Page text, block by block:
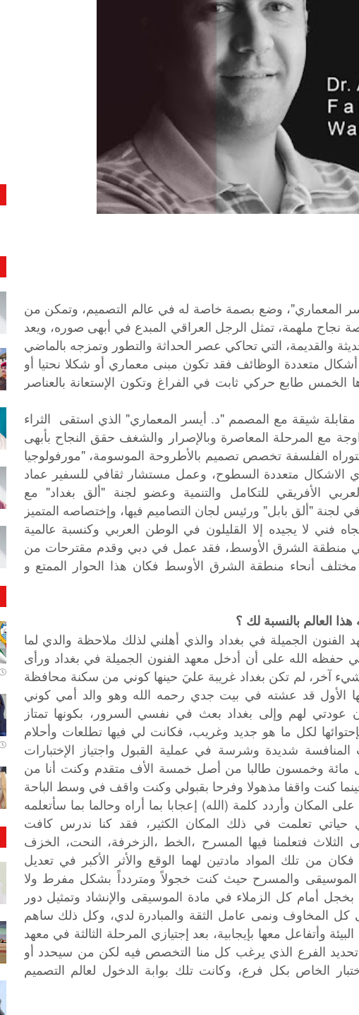
المعماري"، وضع بصمة خاصة له في عالم التصميم، وتمكن من
نجاح ملهمة، تمثل الرجل العراقي المبدع في أبهى صوره، ويعد
والقديمة، التي تحاكي عصر الحداثة والتطور وتمزجه بالماضي
متعددة الوظائف فقد تكون مبنى معماري أو شكلا نحتيا أو
الخمس طابع حركي ثابت في الفراغ وتكون الإستعانة بالعناصر
شيقة مع المصمم "د. أيسر المعماري" الذي استقى الثراء
مع المرحلة المعاصرة وبالإصرار والشغف حقق النجاح بأبهى
الفلسفة تخصص تصميم بالأطروحة الموسومة، "مورفولوجيا
الاشكال متعددة السطوح، وعمل مستشار ثقافي للسفير عماد
الأفريقي للتكامل والتنمية وعضو لجنة "ألق بغداد" مع
"ألق بابل" ورئيس لجان التصاميم فيها، وإختصاصه المتميز
فني لا يجيده إلا القليلون في الوطن العربي وكنسبة عالمية
في منطقة الشرق الأوسط، فقد عمل في دبي وقدم مقترحات من
مختلف أنحاء منطقة الشرق الأوسط فكان هذا الحوار الممتع و
العالم بالنسبة لك ؟
عام/1995م، بمعهد الفنون الجميلة في بغداد والذي أهلني لذلك ملاحظة والدي لما
حفظه الله على أن أدخل معهد الفنون الجميلة في بغداد ورأى
آخر، لم تكن بغداد غريبة عليَ حينها كوني من سكنة محافظة
الأول قد عشته في بيت جدي رحمه الله وهو والد أمي كوني
عودتي لهم وإلى بغداد بعث في نفسي السرور، بكونها تمتاز
لكل ما هو جديد وغريب، فكانت لي فيها تطلعات وأحلام
شديدة وشرسة في عملية القبول واجتياز الإختبارات
مائة وخمسون طالبا من أصل خمسة الأف متقدم وكنت أنا من
كنت واقفا مذهولا وفرحا بقبولي وكنت واقف في وسط الباحة
على المكان وأردد كلمة (الله) إعجابا بما أراه وحالما بما سأتعلمه
حياتي تعلمت في ذلك المكان الكثير، فقد كنا ندرس كافت
الثلاث فتعلمنا فيها المسرح ،الخط ،الزخرفة، النحت، الخزف
من تلك المواد مادتين لهما الوقع والأثر الأكبر في تعديل
والمسرح حيث كنت خجولاً ومتردداً بشكل مفرط ولا
أمام كل الزملاء في مادة الموسيقى والإنشاد وتمثيل دور
المخاوف ونمى عامل الثقة والمبادرة لدي، وكل ذلك ساهم
وأتفاعل معها بإيجابية، بعد إجتيازي المرحلة الثالثة في معهد
تحديد الفرع الذي يرغب كل منا التخصص فيه لكن من سيحدد أو
الخاص بكل فرع، وكانت تلك بوابة الدخول لعالم التصميم